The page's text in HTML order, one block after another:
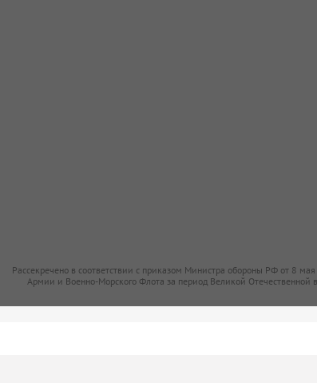
Рассекречено в соответствии с приказом Министра обороны РФ от 8
Армии и Военно-Морского Флота за период Великой